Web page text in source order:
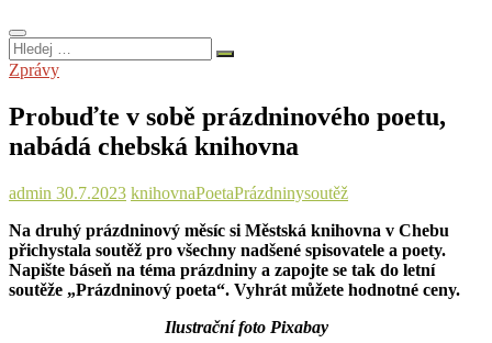
Hledej
…
Zprávy
Probuďte v sobě prázdninového poetu,
nabádá chebská knihovna
admin 30.7.2023 knihovnaPoetaPrázdninysoutěž
Na druhý prázdninový měsíc si Městská knihovna v Chebu
přichystala soutěž pro všechny nadšené spisovatele a poety.
Napište báseň na téma prázdniny a zapojte se tak do letní
soutěže „Prázdninový poeta“. Vyhrát můžete hodnotné ceny.
Ilustrační foto Pixabay